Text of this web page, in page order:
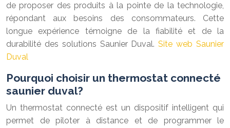
de proposer des produits à la pointe de la technologie,
répondant aux besoins des consommateurs. Cette
longue expérience témoigne de la fiabilité et de la
durabilité des solutions Saunier Duval.Site web Saunier
Duval
Pourquoi choisir un thermostat connecté
saunier duval?
Un thermostat connecté est un dispositif intelligent qui
permet de piloter à distance et de programmer le